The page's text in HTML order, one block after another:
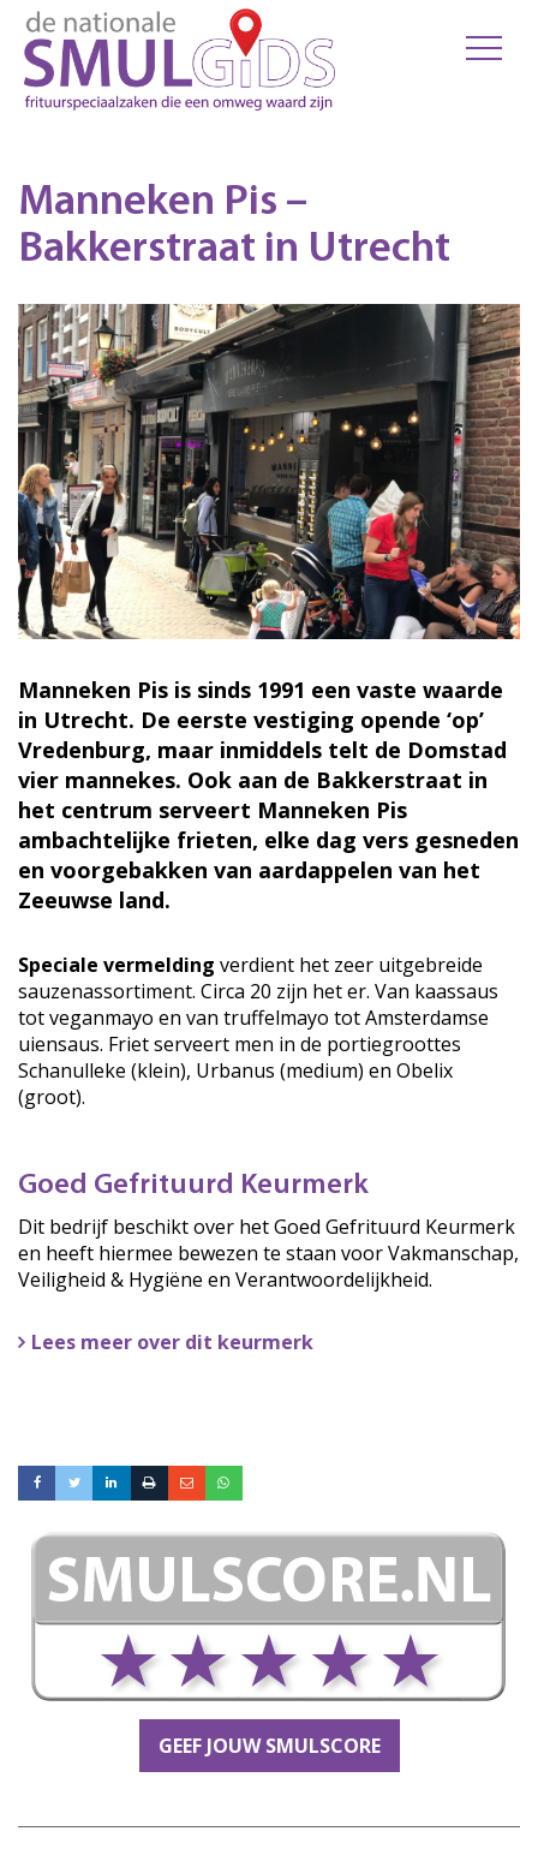
Manneken Pis –
Bakkerstraat in Utrecht
Manneken Pis is sinds 1991 een vaste waarde
in Utrecht. De eerste vestiging opende ‘op’
Vredenburg, maar inmiddels telt de Domstad
vier mannekes. Ook aan de Bakkerstraat in
het centrum serveert Manneken Pis
ambachtelijke frieten, elke dag vers gesneden
en voorgebakken van aardappelen van het
Zeeuwse land.
Speciale vermelding verdient het zeer uitgebreide
sauzenassortiment. Circa 20 zijn het er. Van kaassaus
tot veganmayo en van truffelmayo tot Amsterdamse
uiensaus. Friet serveert men in de portiegroottes
Schanulleke (klein), Urbanus (medium) en Obelix
(groot).
Goed Gefrituurd Keurmerk
Dit bedrijf beschikt over het Goed Gefrituurd Keurmerk
en heeft hiermee bewezen te staan voor Vakmanschap,
Veiligheid & Hygiëne en Verantwoordelijkheid.
Lees meer over dit keurmerk
GEEF JOUW SMULSCORE